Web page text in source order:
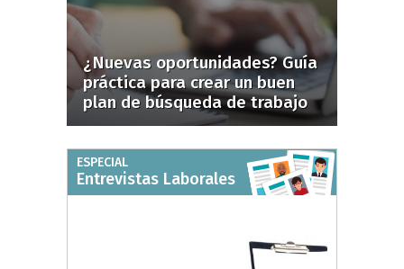
¿Nuevas oportunidades? Guía
práctica para crear un buen
plan de búsqueda de trabajo
ESPECIAL
Entrevistas Laborales